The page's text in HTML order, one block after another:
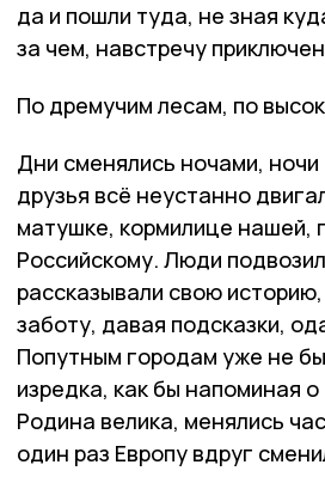
да и пошли туда, не зная
за чем, навстречу
По дремучим лесам, по
Дни сменялись ночами,
друзья всё неустанно
матушке, кормилице нашей,
Российскому. Люди
рассказывали свою
заботу, давая подсказки,
Попутным городам уже не
изредка, как бы напоминая
Родина велика, менялись
один раз Европу вдруг